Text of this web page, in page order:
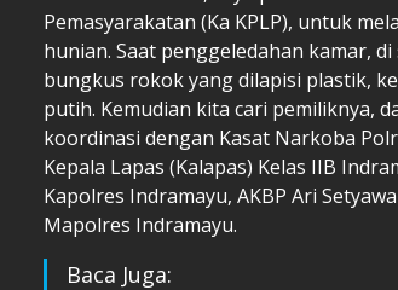
Pemasyarakatan (Ka KPLP), untuk
hunian. Saat penggeledahan kamar,
bungkus rokok yang dilapisi plastik,
putih. Kemudian kita cari pemiliknya,
koordinasi dengan Kasat Narkoba
Kepala Lapas (Kalapas) Kelas IIB
Kapolres Indramayu, AKBP Ari
Mapolres Indramayu.
Baca Juga: